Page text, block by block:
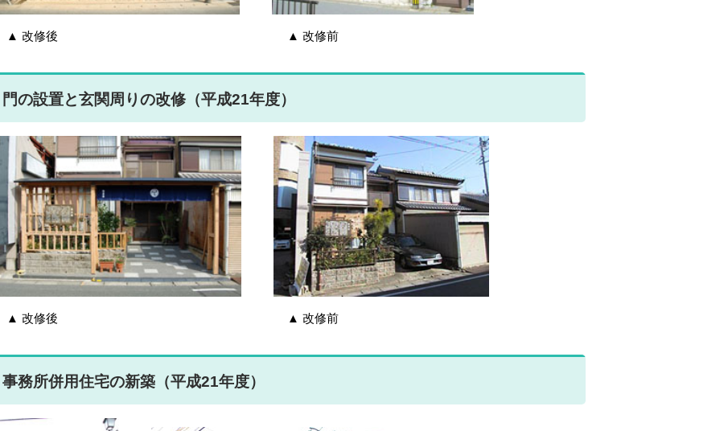
▲ 改修後 ▲ 改修前
門の設置と玄関周りの改修（平成21年度）
▲ 改修後 ▲ 改修前
事務所併用住宅の新築（平成21年度）